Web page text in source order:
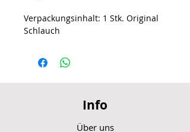
Verpackungsinhalt: 1 Stk. Original
Schlauch
Info
Über uns